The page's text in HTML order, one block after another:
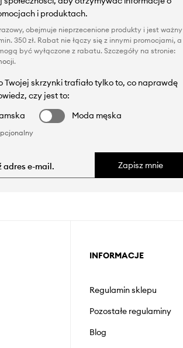
i produktach.
obejmuje nieprzecenione produkty i jest ważny
350 zł. Rabat nie łączy się z innymi promocjami, a
być wyłączone z rabatu. Szczegóły na stronie:
.
Twojej skrzynki trafiało tylko to, co naprawdę
czy jest to:
Moda męska
Zapisz mnie
INFORMACJE
Regulamin sklepu
Pozostałe regulaminy
Blog